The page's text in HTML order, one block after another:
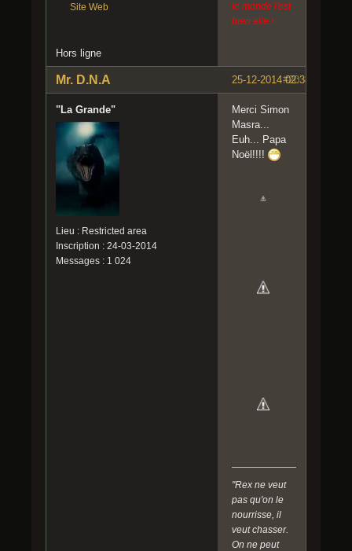
Site Web
le monde l'est
bien elle !
Hors ligne
#20
25-12-2014 02:38:50
Mr. D.N.A
"La Grande"
Lieu : Restricted area
Inscription : 24-03-2014
Messages : 1 024
Merci Simon
Masra...
Euh... Papa
Noël!!!!
"Rex ne veut
pas qu'on le
nourrisse, il
veut chasser.
On ne peut